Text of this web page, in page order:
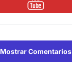
Mostrar Comentarios